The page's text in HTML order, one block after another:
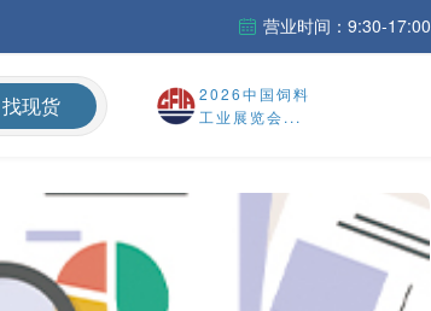
营业时间：9:30-17:00
找现货
2026中国饲料
工业展览会...